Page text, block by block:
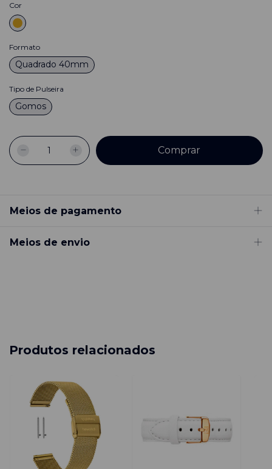
Cor
Formato
Quadrado 40mm
Tipo de Pulseira
Gomos
Meios de pagamento
Meios de envio
Produtos relacionados